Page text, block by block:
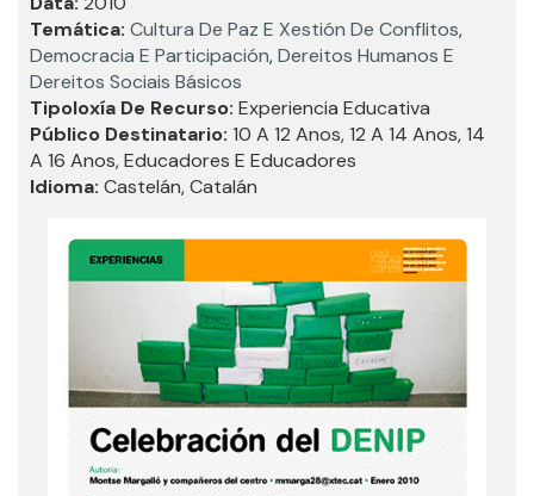
Temática: Cultura De Paz E Xestión De Conflitos,
Democracia E Participación,Dereitos Humanos E
Dereitos Sociais Básicos
Tipoloxía De Recurso: Experiencia Educativa
Público Destinatario: 10 A 12 Anos, 12 A 14 Anos, 14
A 16 Anos, Educadores E Educadores
Idioma: Castelán, Catalán